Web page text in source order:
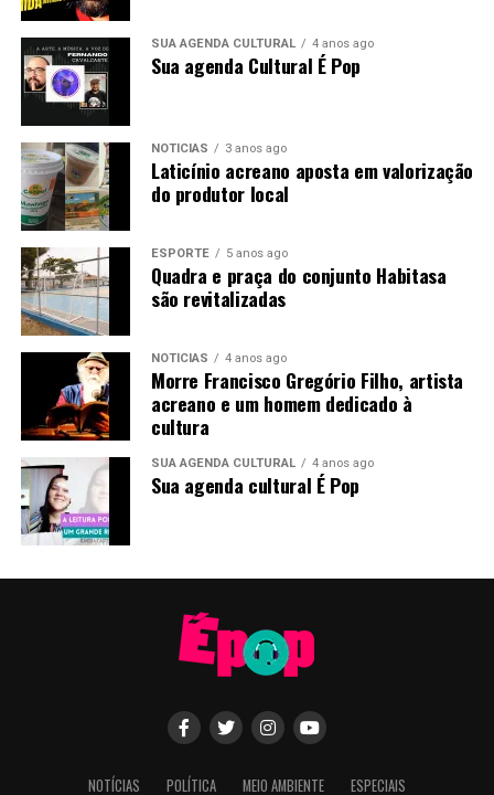
SUA AGENDA CULTURAL 4 anos ago
Sua agenda Cultural É Pop
NOTÍCIAS 3 anos ago
Laticínio acreano aposta em valorização
do produtor local
ESPORTE 5 anos ago
Quadra e praça do conjunto Habitasa
são revitalizadas
NOTÍCIAS 4 anos ago
Morre Francisco Gregório Filho, artista
acreano e um homem dedicado à
cultura
SUA AGENDA CULTURAL 4 anos ago
Sua agenda cultural É Pop
NOTÍCIAS POLÍTICA MEIO AMBIENTE ESPECIAIS